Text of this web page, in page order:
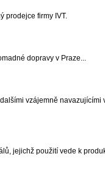
prodejce firmy IVT.
dopravy v Praze...
vzájemně
jejichž použití vede k